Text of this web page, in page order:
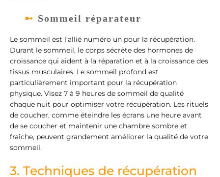
Sommeil réparateur
Le sommeil est l’allié numéro un pour la récupération.
Durant le sommeil, le corps sécrète des hormones de
croissance qui aident à la réparation et à la croissance des
tissus musculaires. Le sommeil profond est
particulièrement important pour la récupération
physique. Visez 7 à 9 heures de sommeil de qualité
chaque nuit pour optimiser votre récupération. Les rituels
de coucher, comme éteindre les écrans une heure avant
de se coucher et maintenir une chambre sombre et
fraîche, peuvent grandement améliorer la qualité de votre
sommeil.
3. Techniques de récupération